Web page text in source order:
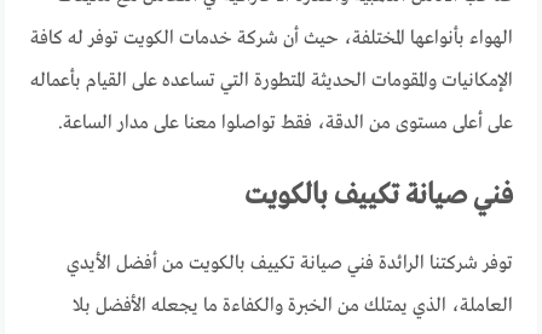
الهواء بأنواعها المختلفة، حيث أن شركة خدمات الكويت توفر له كافة
الإمكانيات والمقومات الحديثة المتطورة التي تساعده على القيام بأعماله
على أعلى مستوى من الدقة، فقط تواصلوا معنا على مدار الساعة.
فني صيانة تكييف بالكويت
توفر شركتنا الرائدة فني صيانة تكييف بالكويت من أفضل الأيدي
العاملة، الذي يمتلك من الخبرة والكفاءة ما يجعله الأفضل بلا